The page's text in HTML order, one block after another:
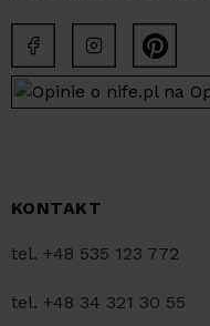
KONTAKT
tel. +48 535 123 772
tel. +48 34 321 30 55